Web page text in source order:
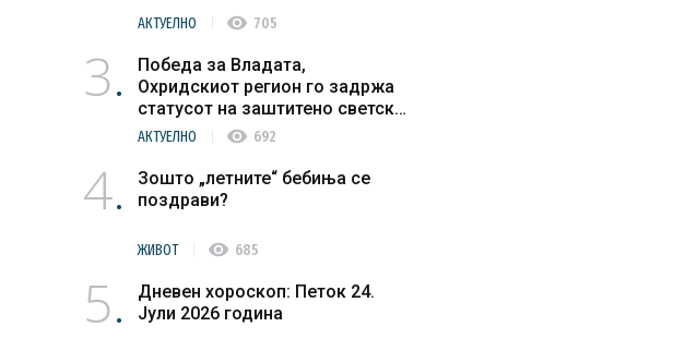
АКТУЕЛНО visibility 705
3
Победа за Владата,
Охридскиот регион го задржа
статусот на заштитено светско
културно наследство
АКТУЕЛНО visibility 692
4
Зошто „летните“ бебиња се
поздрави?
ЖИВОТ visibility 685
5
Дневен хороскоп: Петок 24.
Јули 2026 година